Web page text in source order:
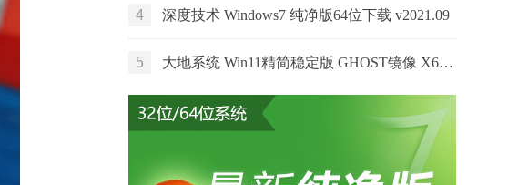
4 深度技术 Windows7 纯净版64位下载 v2021.09
5 大地系统 Win11精简稳定版 GHOST镜像 X64位 V2022.06下载